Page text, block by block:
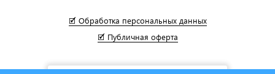
🗹 Обработка персональных данных
🗹 Публичная оферта